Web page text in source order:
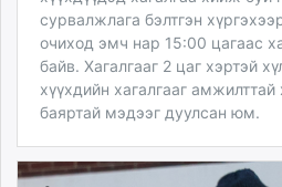
сурвалжлага бэлтгэн
очиход эмч нар 15:00 цагаас
байв. Хагалгааг 2 цаг хэртэй
хүүхдийн хагалгааг
баяртай мэдээг дуулсан юм.